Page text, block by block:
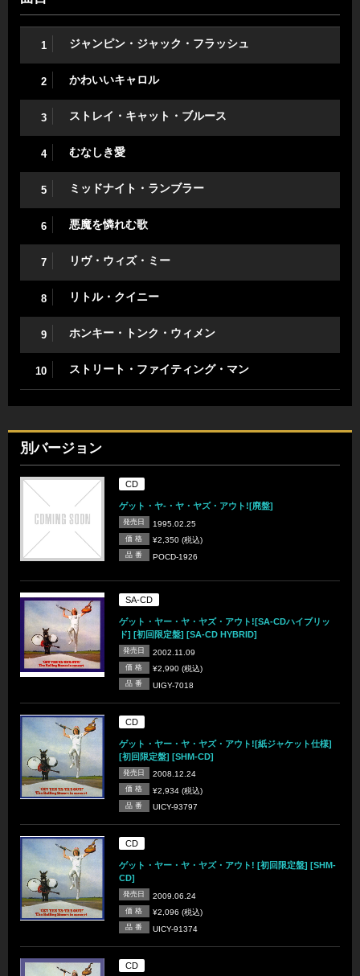
1 ジャンピン・ジャック・フラッシュ
2 かわいいキャロル
3 ストレイ・キャット・ブルース
4 むなしき愛
5 ミッドナイト・ランブラー
6 悪魔を憐れむ歌
7 リヴ・ウィズ・ミー
8 リトル・クイニー
9 ホンキー・トンク・ウィメン
10 ストリート・ファイティング・マン
別バージョン
CD
ゲット・ヤ-・ヤ・ヤズ・アウト![廃盤]
発売日 1995.02.25
価 格 ¥2,350 (税込)
品 番 POCD-1926
SA-CD
ゲット・ヤー・ヤ・ヤズ・アウト![SA-CDハイブリッ
ド] [初回限定盤] [SA-CD HYBRID]
発売日 2002.11.09
価 格 ¥2,990 (税込)
品 番 UIGY-7018
CD
ゲット・ヤー・ヤ・ヤズ・アウト![紙ジャケット仕様]
[初回限定盤] [SHM-CD]
発売日 2008.12.24
価 格 ¥2,934 (税込)
品 番 UICY-93797
CD
ゲット・ヤー・ヤ・ヤズ・アウト! [初回限定盤] [SHM-
CD]
発売日 2009.06.24
価 格 ¥2,096 (税込)
品 番 UICY-91374
CD